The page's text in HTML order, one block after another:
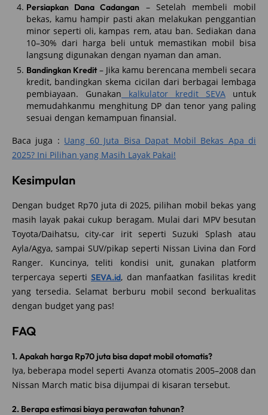
Persiapkan Dana Cadangan – Setelah membeli mobil
bekas, kamu hampir pasti akan melakukan penggantian
minor seperti oli, kampas rem, atau ban. Sediakan dana
10–30% dari harga beli untuk memastikan mobil bisa
langsung digunakan dengan nyaman dan aman.
Bandingkan Kredit– Jika kamu berencana membeli secara
kredit, bandingkan skema cicilan dari berbagai lembaga
pembiayaan. Gunakan kalkulator kredit SEVA untuk
memudahkanmu menghitung DP dan tenor yang paling
sesuai dengan kemampuan finansial.
Baca juga : Uang 60 Juta Bisa Dapat Mobil Bekas Apa di
2025? Ini Pilihan yang Masih Layak Pakai!
Kesimpulan
Dengan budget Rp70 juta di 2025, pilihan mobil bekas yang
masih layak pakai cukup beragam. Mulai dari MPV besutan
Toyota/Daihatsu, city‑car irit seperti Suzuki Splash atau
Ayla/Agya, sampai SUV/pikap seperti Nissan Livina dan Ford
Ranger. Kuncinya, teliti kondisi unit, gunakan platform
terpercaya seperti SEVA.id, dan manfaatkan fasilitas kredit
yang tersedia. Selamat berburu mobil second berkualitas
dengan budget yang pas!
FAQ
1. Apakah harga Rp70 juta bisa dapat mobil otomatis?
Iya, beberapa model seperti Avanza otomatis 2005–2008 dan
Nissan March matic bisa dijumpai di kisaran tersebut.
2. Berapa estimasi biaya perawatan tahunan?